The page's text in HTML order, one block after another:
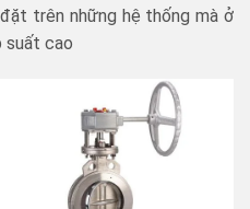
trên những hệ thống mà ở
suất cao